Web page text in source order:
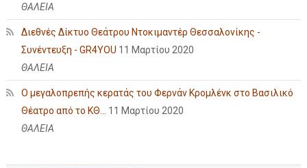
ΘΑΛΕΙΑ
Διεθνές Δίκτυο Θεάτρου Ντοκιμαντέρ Θεσσαλονίκης -
Συνέντευξη - GR4YOU 11 Μαρτίου 2020
ΘΑΛΕΙΑ
Ο μεγαλοπρεπής κερατάς του Φερνάν Κρομλένκ στο Βασιλικό
Θέατρο από το ΚΘ...
11 Μαρτίου 2020
ΘΑΛΕΙΑ